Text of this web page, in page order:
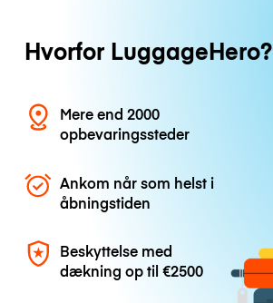
Hvorfor LuggageHero?
Mere end 2000
opbevaringssteder
Ankom når som helst i
åbningstiden
Beskyttelse med
dækning op til€2500